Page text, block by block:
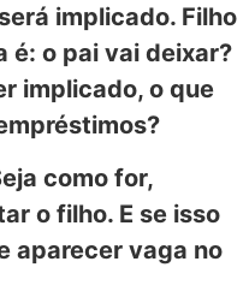
implicado. Filho
é: o pai vai deixar?
implicado, o que
como for,
o filho. E se isso
aparecer vaga no